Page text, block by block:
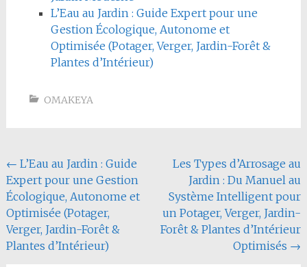
L’Eau au Jardin : Guide Expert pour une
Gestion Écologique, Autonome et
Optimisée (Potager, Verger, Jardin-Forêt &
Plantes d’Intérieur)
OMAKEYA
Navigation
de
l'article
← L’Eau au Jardin : Guide
Expert pour une Gestion
Écologique, Autonome et
Optimisée (Potager,
Verger, Jardin-Forêt &
Plantes d’Intérieur)
Les Types d’Arrosage au
Jardin : Du Manuel au
Système Intelligent pour
un Potager, Verger, Jardin-
Forêt & Plantes d’Intérieur
Optimisés →